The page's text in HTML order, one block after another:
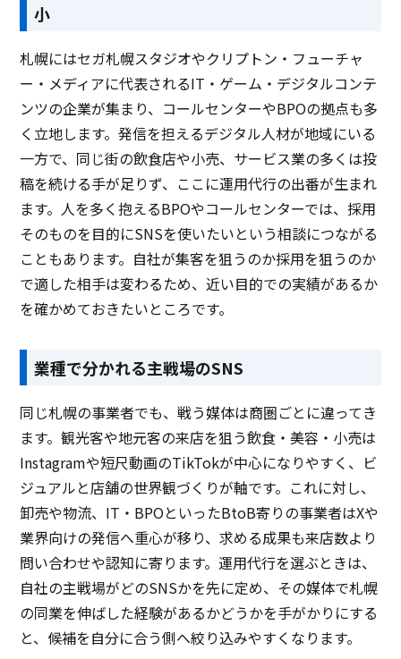
小
札幌にはセガ札幌スタジオやクリプトン・フューチャ
ー・メディアに代表されるIT・ゲーム・デジタルコンテ
ンツの企業が集まり、コールセンターやBPOの拠点も多
く立地します。発信を担えるデジタル人材が地域にいる
一方で、同じ街の飲食店や小売、サービス業の多くは投
稿を続ける手が足りず、ここに運用代行の出番が生まれ
ます。人を多く抱えるBPOやコールセンターでは、採用
そのものを目的にSNSを使いたいという相談につながる
こともあります。自社が集客を狙うのか採用を狙うのか
で適した相手は変わるため、近い目的での実績があるか
を確かめておきたいところです。
業種で分かれる主戦場のSNS
同じ札幌の事業者でも、戦う媒体は商圏ごとに違ってき
ます。観光客や地元客の来店を狙う飲食・美容・小売は
Instagramや短尺動画のTikTokが中心になりやすく、ビ
ジュアルと店舗の世界観づくりが軸です。これに対し、
卸売や物流、IT・BPOといったBtoB寄りの事業者はXや
業界向けの発信へ重心が移り、求める成果も来店数より
問い合わせや認知に寄ります。運用代行を選ぶときは、
自社の主戦場がどのSNSかを先に定め、その媒体で札幌
の同業を伸ばした経験があるかどうかを手がかりにする
と、候補を自分に合う側へ絞り込みやすくなります。